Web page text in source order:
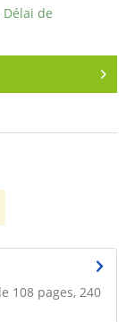
de
108 pages, 240